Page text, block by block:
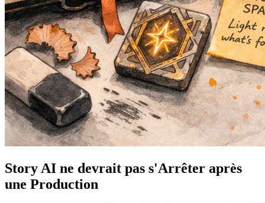
Story AI ne devrait pas s'Arrêter après
une Production